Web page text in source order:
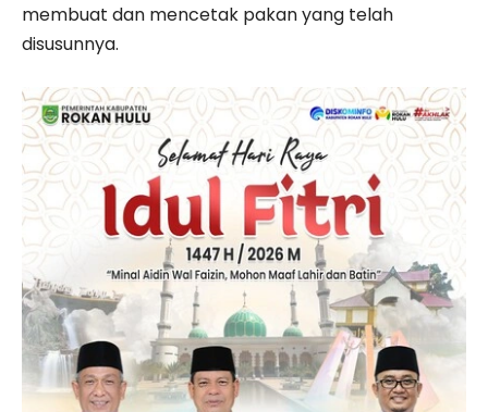
membuat dan mencetak pakan yang telah
disusunnya.